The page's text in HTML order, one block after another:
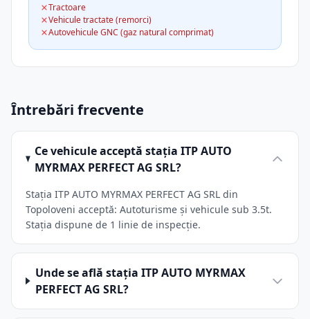
Tractoare
Vehicule tractate (remorci)
Autovehicule GNC (gaz natural comprimat)
Întrebări frecvente
Ce vehicule acceptă stația ITP AUTO
MYRMAX PERFECT AG SRL?
Stația ITP AUTO MYRMAX PERFECT AG SRL din
Topoloveni acceptă: Autoturisme și vehicule sub 3.5t.
Stația dispune de 1 linie de inspecție.
Unde se află stația ITP AUTO MYRMAX
PERFECT AG SRL?